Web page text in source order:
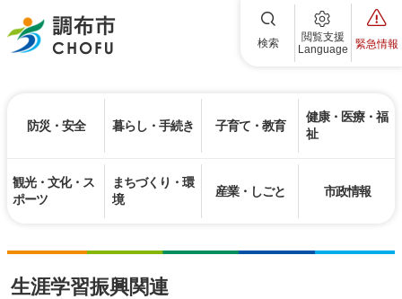
調布市 検索
閲覧支援
Language
緊急情報
防災・安全 暮らし・手続き 子育て・教育
健康・医療・福
祉
観光・文化・ス
ポーツ
まちづくり・環
境
産業・しごと 市政情報
生涯学習振興関連